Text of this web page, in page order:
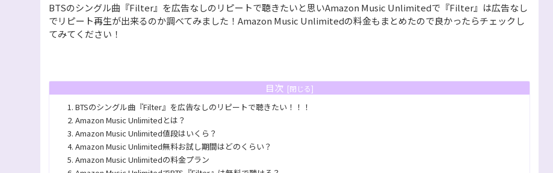
BTSのシングル曲『Filter』を広告なしのリピートで聴きたいと思いAmazon Music Unlimitedで『Filter』は広告なし
でリピート再生が出来るのか調べてみました！Amazon Music Unlimitedの料金もまとめたので良かったらチェックし
てみてください！
目次
BTSのシングル曲『Filter』を広告なしのリピートで聴きたい！！！
Amazon Music Unlimitedとは？
Amazon Music Unlimited値段はいくら？
Amazon Music Unlimited無料お試し期間はどのくらい？
Amazon Music Unlimitedの料金プラン